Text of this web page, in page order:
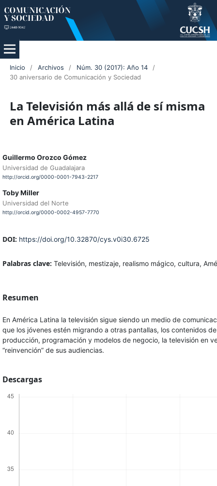
Inicio / Archivos / Núm. 30 (2017): Año 14
/
30 aniversario de Comunicación y Sociedad
La Televisión más allá de sí misma
en América Latina
Guillermo Orozco Gómez
Universidad de Guadalajara
http://orcid.org/0000-0001-7943-2217
Toby Miller
Universidad del Norte
http://orcid.org/0000-0002-4957-7770
DOI: https://doi.org/10.32870/cys.v0i30.6725
Palabras clave: Televisión, mestizaje, realismo mágico, cultura,
Resumen
En América Latina la televisión sigue siendo un medio de
que los jóvenes estén migrando a otras pantallas, los contenidos
producción, programación y modelos de negocio, la televisión en
“reinvención” de sus audiencias.
Descargas